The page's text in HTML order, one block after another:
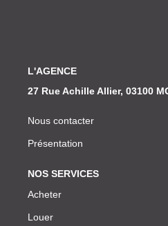
L'AGENCE
27 Rue Achille Allier, 03100
Nous contacter
Présentation
NOS SERVICES
Acheter
Louer